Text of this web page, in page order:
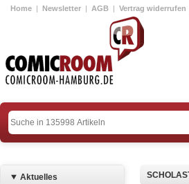
Home | Newsletter | AGB | Vertrag widerrufen
Aktuelles